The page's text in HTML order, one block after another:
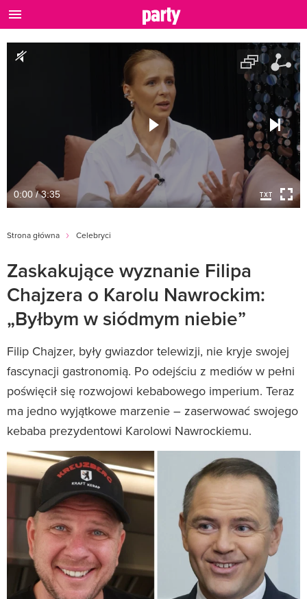
0:00 / 3:35
Strona główna Celebryci
Zaskakujące wyznanie Filipa
Chajzera o Karolu Nawrockim:
„Byłbym w siódmym niebie”
Filip Chajzer, były gwiazdor telewizji, nie kryje swojej
fascynacji gastronomią. Po odejściu z mediów w pełni
poświęcił się rozwojowi kebabowego imperium. Teraz
ma jedno wyjątkowe marzenie – zaserwować swojego
kebaba prezydentowi Karolowi Nawrockiemu.